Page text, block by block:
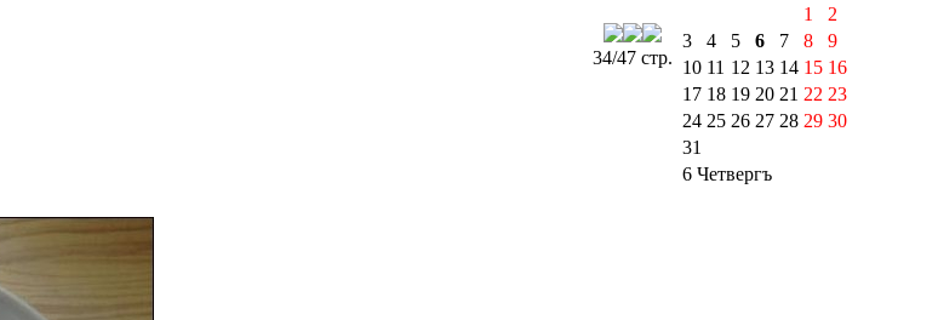
34/47 стр.
1
2
3
4 5 6 7 8
9
10 11 12 13 14 15 16
17 18 19 20 21 22 23
24 25 26 27 28 29 30
31
6 Четвергъ